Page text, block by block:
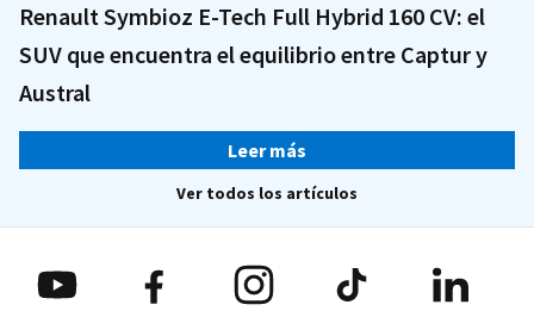
Renault Symbioz E-Tech Full Hybrid 160 CV: el
SUV que encuentra el equilibrio entre Captur y
Austral
Leer más
Ver todos los artículos